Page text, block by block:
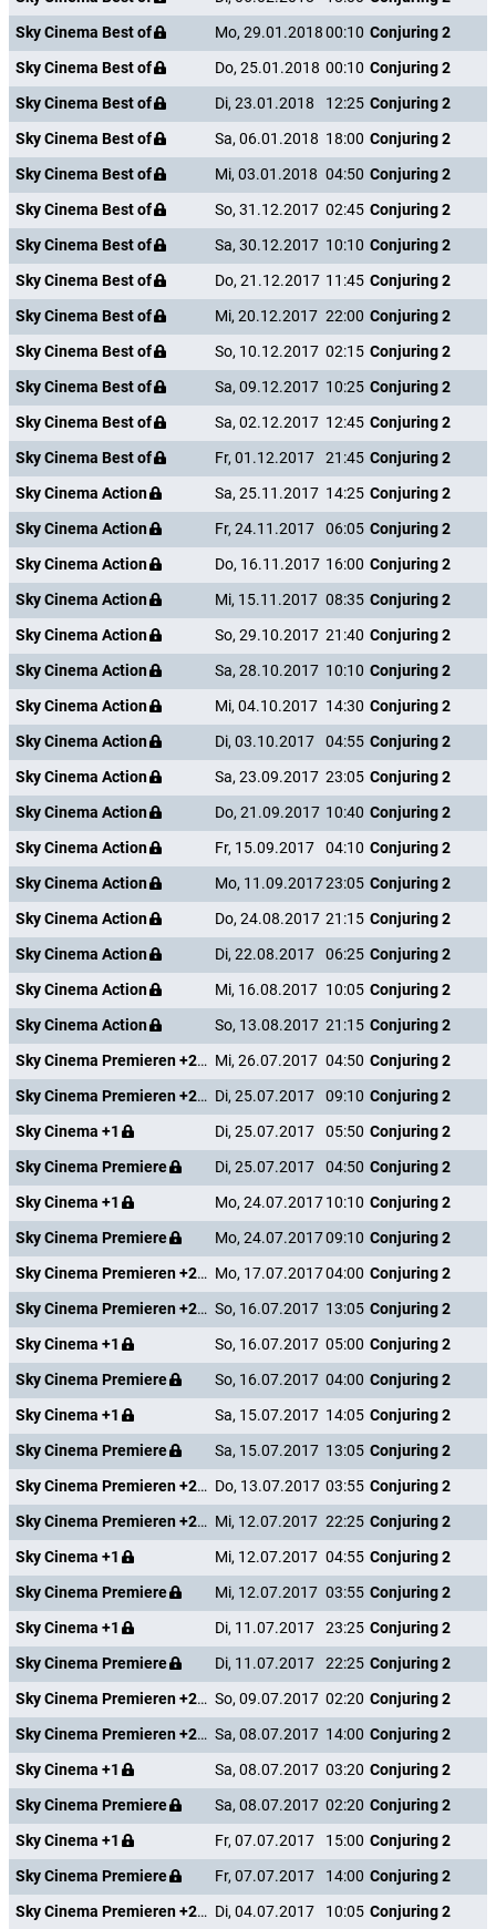
Sky Cinema Best of
Mo, 29.01.201800:10 Conjuring 2
Sky Cinema Best of
Do, 25.01.2018 00:10 Conjuring 2
Sky Cinema Best of
Di, 23.01.2018 12:25 Conjuring 2
Sky Cinema Best of
Sa, 06.01.2018 18:00 Conjuring 2
Sky Cinema Best of
Mi, 03.01.2018 04:50 Conjuring 2
Sky Cinema Best of
So, 31.12.2017 02:45 Conjuring 2
Sky Cinema Best of
Sa, 30.12.2017 10:10 Conjuring 2
Sky Cinema Best of
Do, 21.12.2017 11:45 Conjuring 2
Sky Cinema Best of
Mi, 20.12.2017 22:00 Conjuring 2
Sky Cinema Best of
So, 10.12.2017 02:15 Conjuring 2
Sky Cinema Best of
Sa, 09.12.2017 10:25 Conjuring 2
Sky Cinema Best of
Sa, 02.12.2017 12:45 Conjuring 2
Sky Cinema Best of
Fr, 01.12.2017 21:45 Conjuring 2
Sky Cinema Action
Sa, 25.11.2017 14:25 Conjuring 2
Sky Cinema Action
Fr, 24.11.2017 06:05 Conjuring 2
Sky Cinema Action
Do, 16.11.2017 16:00 Conjuring 2
Sky Cinema Action
Mi, 15.11.2017 08:35 Conjuring 2
Sky Cinema Action
So, 29.10.2017 21:40 Conjuring 2
Sky Cinema Action
Sa, 28.10.2017 10:10 Conjuring 2
Sky Cinema Action
Mi, 04.10.2017 14:30 Conjuring 2
Sky Cinema Action
Di, 03.10.2017 04:55 Conjuring 2
Sky Cinema Action
Sa, 23.09.2017 23:05 Conjuring 2
Sky Cinema Action
Do, 21.09.2017 10:40 Conjuring 2
Sky Cinema Action
Fr, 15.09.2017 04:10 Conjuring 2
Sky Cinema Action
Mo, 11.09.201723:05 Conjuring 2
Sky Cinema Action
Do, 24.08.2017 21:15 Conjuring 2
Sky Cinema Action
Di, 22.08.2017 06:25 Conjuring 2
Sky Cinema Action
Mi, 16.08.2017 10:05 Conjuring 2
Sky Cinema Action
So, 13.08.2017 21:15 Conjuring 2
Sky Cinema Premieren +24 Mi, 26.07.2017 04:50 Conjuring 2
Sky Cinema Premieren +24 Di, 25.07.2017 09:10 Conjuring 2
Sky Cinema +1
Di, 25.07.2017 05:50 Conjuring 2
Sky Cinema Premiere
Di, 25.07.2017 04:50 Conjuring 2
Sky Cinema +1
Mo, 24.07.201710:10 Conjuring 2
Sky Cinema Premiere
Mo, 24.07.201709:10 Conjuring 2
Sky Cinema Premieren +24 Mo, 17.07.201704:00 Conjuring 2
Sky Cinema Premieren +24 So, 16.07.2017 13:05 Conjuring 2
Sky Cinema +1
So, 16.07.2017 05:00 Conjuring 2
Sky Cinema Premiere
So, 16.07.2017 04:00 Conjuring 2
Sky Cinema +1
Sa, 15.07.2017 14:05 Conjuring 2
Sky Cinema Premiere
Sa, 15.07.2017 13:05 Conjuring 2
Sky Cinema Premieren +24 Do, 13.07.2017 03:55 Conjuring 2
Sky Cinema Premieren +24 Mi, 12.07.2017 22:25 Conjuring 2
Sky Cinema +1
Mi, 12.07.2017 04:55 Conjuring 2
Sky Cinema Premiere
Mi, 12.07.2017 03:55 Conjuring 2
Sky Cinema +1
Di, 11.07.2017 23:25 Conjuring 2
Sky Cinema Premiere
Di, 11.07.2017 22:25 Conjuring 2
Sky Cinema Premieren +24 So, 09.07.2017 02:20 Conjuring 2
Sky Cinema Premieren +24 Sa, 08.07.2017 14:00 Conjuring 2
Sky Cinema +1
Sa, 08.07.2017 03:20 Conjuring 2
Sky Cinema Premiere
Sa, 08.07.2017 02:20 Conjuring 2
Sky Cinema +1
Fr, 07.07.2017 15:00 Conjuring 2
Sky Cinema Premiere
Fr, 07.07.2017 14:00 Conjuring 2
Sky Cinema Premieren +24 Di, 04.07.2017 10:05 Conjuring 2